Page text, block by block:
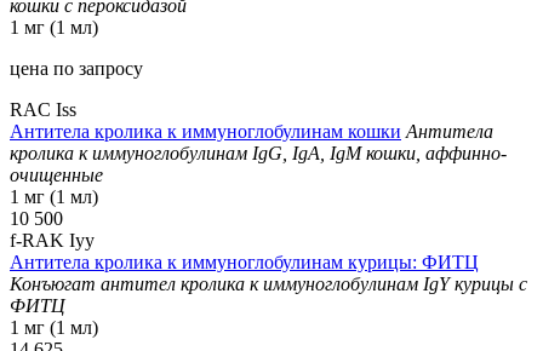
кошки с пероксидазой
1 мг (1 мл)
цена по запросу
RAC Iss
Антитела кролика к иммуноглобулинам кошки Антитела
кролика к иммуноглобулинам IgG, IgA, IgM кошки, аффинно-
очищенные
1 мг (1 мл)
10 500
f-RAK Iyy
Антитела кролика к иммуноглобулинам курицы: ФИТЦ
Конъюгат антител кролика к иммуноглобулинам IgY курицы с
ФИТЦ
1 мг (1 мл)